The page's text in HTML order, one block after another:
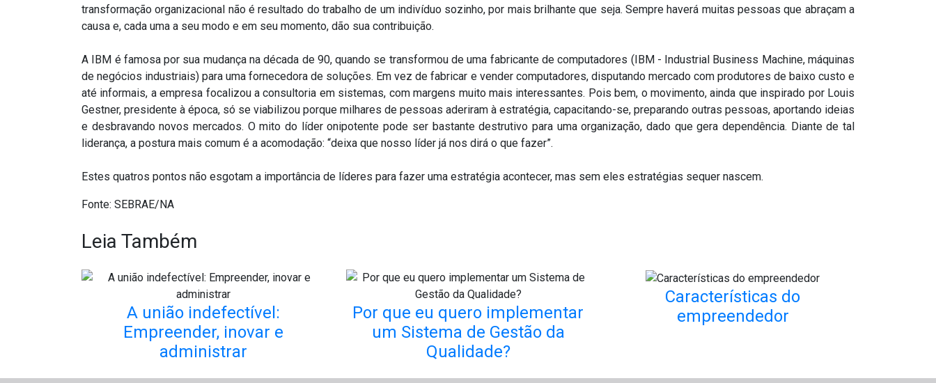
transformação organizacional não é resultado do trabalho de um indivíduo sozinho, por mais brilhante que seja. Sempre haverá muitas pessoas que abraçam a
causa e, cada uma a seu modo e em seu momento, dão sua contribuição.
A IBM é famosa por sua mudança na década de 90, quando se transformou de uma fabricante de computadores (IBM - Industrial Business Machine, máquinas
de negócios industriais) para uma fornecedora de soluções. Em vez de fabricar e vender computadores, disputando mercado com produtores de baixo custo e
até informais, a empresa focalizou a consultoria em sistemas, com margens muito mais interessantes. Pois bem, o movimento, ainda que inspirado por Louis
Gestner, presidente à época, só se viabilizou porque milhares de pessoas aderiram à estratégia, capacitando-se, preparando outras pessoas, aportando ideias
e desbravando novos mercados. O mito do líder onipotente pode ser bastante destrutivo para uma organização, dado que gera dependência. Diante de tal
liderança, a postura mais comum é a acomodação: “deixa que nosso líder já nos dirá o que fazer”.
Estes quatros pontos não esgotam a importância de líderes para fazer uma estratégia acontecer, mas sem eles estratégias sequer nascem.
Fonte: SEBRAE/NA
Leia Também
A união indefectível:
Empreender, inovar e
administrar
Por que eu quero implementar
um Sistema de Gestão da
Qualidade?
Características do
empreendedor